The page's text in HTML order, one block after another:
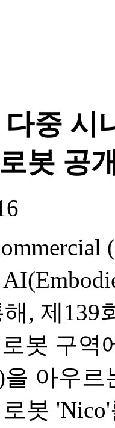
중 시
봇 공
, 제139
봇 구역
을 아우
봇